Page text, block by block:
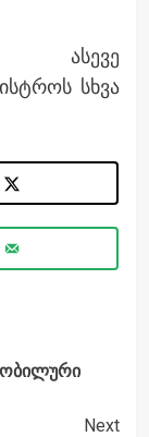
ასევე
სხვა
Next